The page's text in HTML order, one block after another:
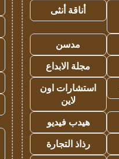
أناقة أنثى
مدسن
مجلة الابداع
استشارات اون
لاين
هيدب فيديو
رذاذ التجارة